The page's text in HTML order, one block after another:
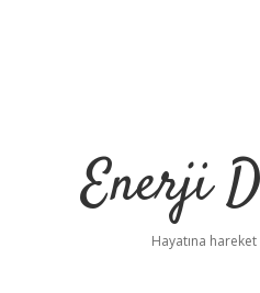
Enerji
Hayatına